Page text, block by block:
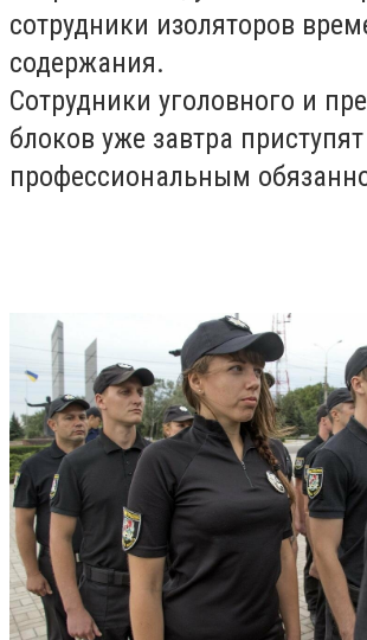
сотрудники изоляторов
содержания.
Сотрудники уголовного и
блоков уже завтра
профессиональным